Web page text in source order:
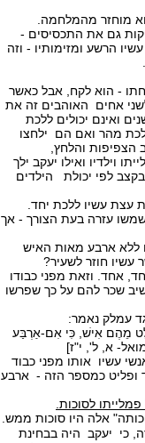
מוחזר מהמלחמה.
גם את התכסיסים -
הרשע ומזימותיו - וזה
- הוא לקח, אבל כאשר
אחים האוהבים זה את
ואינם יכולים ללכת
מהר ואם הם ילחצו
הצפיפות והלחץ,
וילדיו ואילו יעקב ילך
לפי יכולת הילדים
עצת עשיו ללכת יחד.
עזרה בעת הצורך - אך
ללא ארבע מאות האיש
עשיו חוזר לשעיר?
אחד. וזאת מפני כבודו
שכר להם על כך שפרשו
עמלק נאמר:
מֵהֶם אִישׁ, כִּי אִם-אַרְבַּע
א, ל', י"ז]
עשיו אותו מפני כבוד
ופליט כמספר הזה - ארבע
לסוכות.
אלה היו סוכות ממש.
כי יעקב היה בבחינת